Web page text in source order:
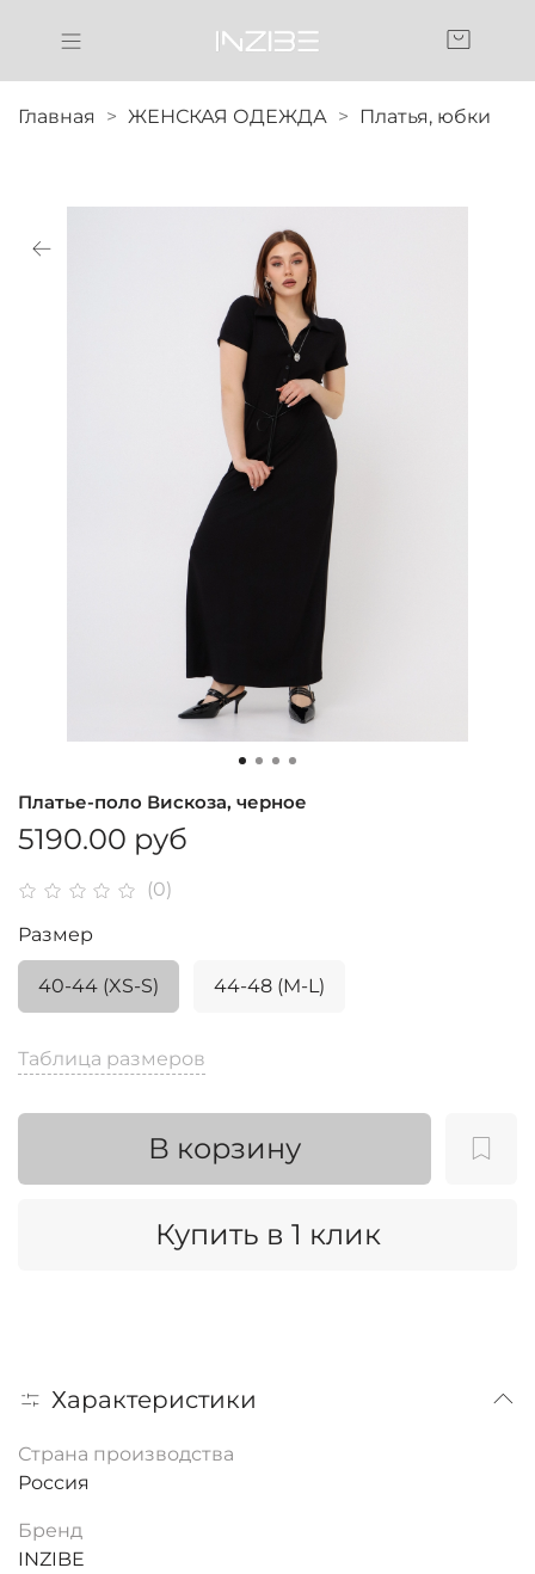
Главная ЖЕНСКАЯ ОДЕЖДА Платья, юбки
(0)
Платье-поло Вискоза, черное
5190.00 руб
Таблица размеров
В корзину
Купить в 1 клик
Размер
40-44 (XS-S) 44-48 (M-L)
Характеристики
Страна производства
Россия
Бренд
INZIBE